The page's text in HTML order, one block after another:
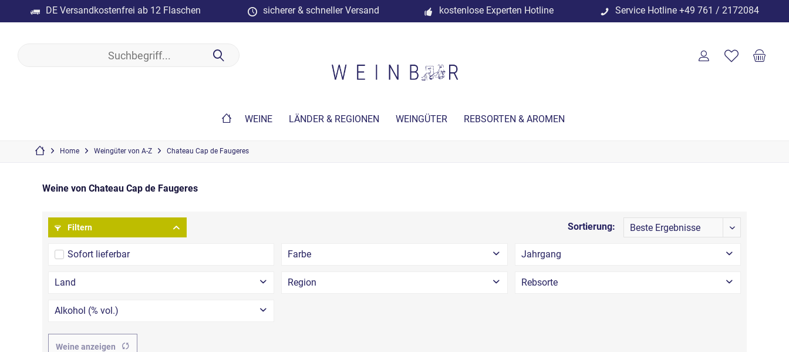
DE Versandkostenfrei ab 12 Flaschen sicherer & schneller Versand kostenlose Experten Hotline Service Hotline +49 761 / 2172084
WEINE LÄNDER & REGIONEN WEINGÜTER REBSORTEN & AROMEN
Home Weingüter von A-Z Chateau Cap de Faugeres
Weine von Chateau Cap de Faugeres
Filtern Sortierung:
Sofort lieferbar Farbe Jahrgang
2018
Land Region Rebsorte
Alkohol (% vol.)
14.500000
Weine anzeigen